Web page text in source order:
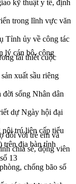
kỹ thuật y tế, định
trong lĩnh vực văn
Tỉnh ủy về công tác
tái thiết cuộc
xuất sầu riêng
sống Nhân dân
dự Ngày hội đại
trú liên cấp tiểu
chia sẻ, động viên
13
chống bão số
lý cán bộ, công
đối với trẻ em và
địa bàn tỉnh